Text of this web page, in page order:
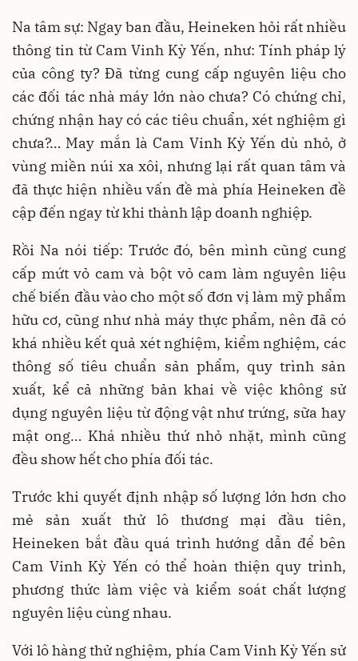
Na tâm sự: Ngay ban đầu, Heineken hỏi rất nhiều
thông tin từ Cam Vinh Kỳ Yến, như: Tính pháp lý
của công ty? Đã từng cung cấp nguyên liệu cho
các đối tác nhà máy lớn nào chưa? Có chứng chỉ,
chứng nhận hay có các tiêu chuẩn, xét nghiệm gì
chưa?… May mắn là Cam Vinh Kỳ Yến dù nhỏ, ở
vùng miền núi xa xôi, nhưng lại rất quan tâm và
đã thực hiện nhiều vấn đề mà phía Heineken đề
cập đến ngay từ khi thành lập doanh nghiệp.
Rồi Na nói tiếp: Trước đó, bên mình cũng cung
cấp mứt vỏ cam và bột vỏ cam làm nguyên liệu
chế biến đầu vào cho một số đơn vị làm mỹ phẩm
hữu cơ, cũng như nhà máy thực phẩm, nên đã có
khá nhiều kết quả xét nghiệm, kiểm nghiệm, các
thông số tiêu chuẩn sản phẩm, quy trình sản
xuất, kể cả những bản khai về việc không sử
dụng nguyên liệu từ động vật như trứng, sữa hay
mật ong… Khá nhiều thứ nhỏ nhặt, mình cũng
đều show hết cho phía đối tác.
Trước khi quyết định nhập số lượng lớn hơn cho
mẻ sản xuất thử lô thương mại đầu tiên,
Heineken bắt đầu quá trình hướng dẫn để bên
Cam Vinh Kỳ Yến có thể hoàn thiện quy trình,
phương thức làm việc và kiểm soát chất lượng
nguyên liệu cùng nhau.
Với lô hàng thử nghiệm, phía Cam Vinh Kỳ Yến sử